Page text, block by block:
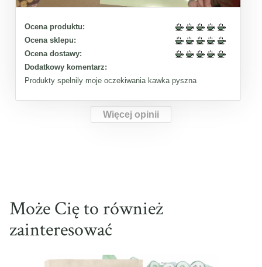
Ocena produktu:
Ocena sklepu:
Ocena dostawy:
Dodatkowy komentarz:
Produkty spelnily moje oczekiwania kawka pyszna
Więcej opinii
Może Cię to również
zainteresować